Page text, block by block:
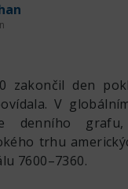
zakončil den
V
denního grafu,
trhu
7600–7360.